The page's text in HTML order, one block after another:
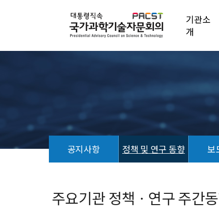
기관소
개
공지사항 정책 및 연구 동향 보
연
주요기관 정책ㆍ연구 주간